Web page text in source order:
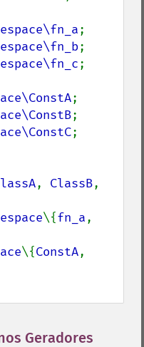
;
;
;
;
;
;
, ClassB
\{fn_a
\{ConstA
Geradores